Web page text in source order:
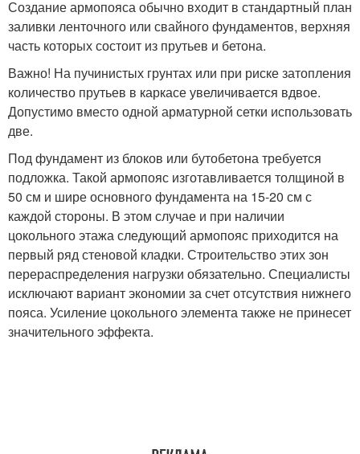
Создание армопояса обычно входит в стандартный план
заливки ленточного или свайного фундаментов, верхняя
часть которых состоит из прутьев и бетона.
Важно! На пучинистых грунтах или при риске затопления
количество прутьев в каркасе увеличивается вдвое.
Допустимо вместо одной арматурной сетки использовать
две.
Под фундамент из блоков или бутобетона требуется
подложка. Такой армопояс изготавливается толщиной в
50 см и шире основного фундамента на 15-20 см с
каждой стороны. В этом случае и при наличии
цокольного этажа следующий армопояс приходится на
первый ряд стеновой кладки. Строительство этих зон
перераспределения нагрузки обязательно. Специалисты
исключают вариант экономии за счет отсутствия нижнего
пояса. Усиление цокольного элемента также не принесет
значительного эффекта.